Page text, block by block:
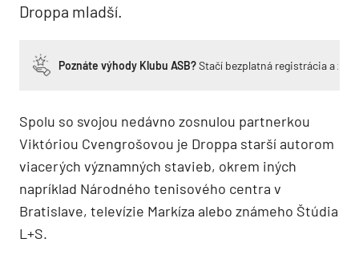
Droppa mladší.
Poznáte výhody Klubu ASB?Stačí bezplatná registrácia a
Spolu so svojou nedávno zosnulou partnerkou
Viktóriou Cvengrošovou je Droppa starší autorom
viacerých významných stavieb, okrem iných
napríklad Národného tenisového centra v
Bratislave, televízie Markíza alebo známeho Štúdia
L+S.